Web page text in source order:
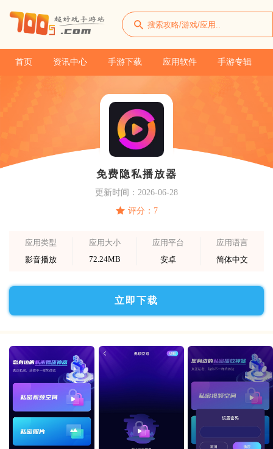
首页 资讯中心 手游下载 应用软件 手游专辑
免费隐私播放器
更新时间：2026-06-28
评分：7
应用类型
影音播放
应用大小
72.24MB
应用平台
安卓
应用语言
简体中文
立即下载